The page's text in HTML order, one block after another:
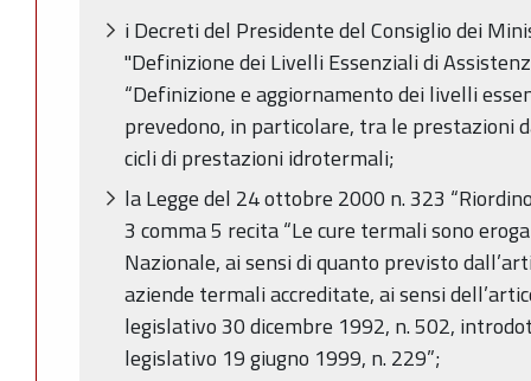
i Decreti del Presidente del Consiglio dei
"Definizione dei Livelli Essenziali di
“Definizione e aggiornamento dei livelli
prevedono, in particolare, tra le prestazioni
cicli di prestazioni idrotermali;
la Legge del 24 ottobre 2000 n. 323
3 comma 5 recita “Le cure termali sono
Nazionale, ai sensi di quanto previsto
aziende termali accreditate, ai sensi
legislativo 30 dicembre 1992, n. 502,
legislativo 19 giugno 1999, n. 229”;